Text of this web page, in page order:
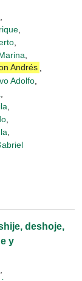
Andrés
Adolfo
deshoje,
y